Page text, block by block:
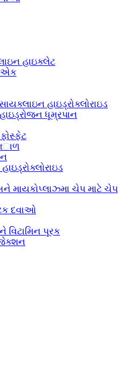
હાઇક્લેટ
એક
હાઇડ્રોક્લોરાઇડ
ધૂમ્રપાન
ફોસ્ફેટ
tાળ
માયકોપ્લાઝ્મા ચેપ માટે ચેપ
દવાઓ
પૂરક